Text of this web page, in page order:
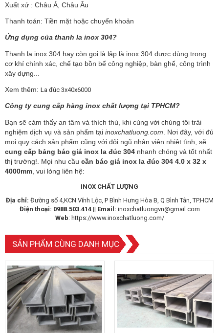
Xuất xứ : Châu Á, Châu Âu
Thanh toán: Tiền mặt hoặc chuyển khoản
Ứng dụng của thanh la inox 304?
Thanh la inox 304 hay còn gọi là lập là inox 304 được dùng trong
cơ khí chính xác, chế tạo bồn bể công nghiệp, bàn ghế, công trình
xây dựng...
Xem thêm: La đúc 3x40x6000
Công ty cung cấp hàng inox chất lượng tại TPHCM?
Bạn sẽ cảm thấy an tâm và thích thú, khi cùng với chúng tôi trải
nghiệm dịch vụ và sản phẩm tại inoxchatluong.com . Nơi đây, với đủ
mọi quy cách sản phẩm cũng với đội ngũ nhân viên nhiệt tình, sẽ
cung cấp bảng báo giá inox la đúc 304 nhanh chóng và tốt nhất
thị trường!. Mọi nhu cầu cần báo giá inox la đúc 304 4.0 x 32 x
4000mm , vui lòng liên hệ:
INOX CHẤT LƯỢNG
Địa chỉ: Đường số 4,KCN Vĩnh Lộc, P Bình Hưng Hòa B, Q Bình Tân, TP.HCM
Điện thoại: 0988.503.414 || Email: inoxchatluongvn@gmail.com
Web: https://www.inoxchatluong.com/
SẢN PHẨM CÙNG DANH MỤC